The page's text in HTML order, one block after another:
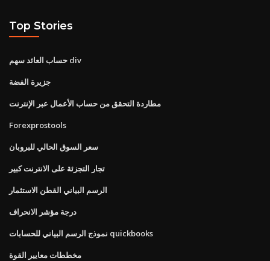
Top Stories
حساب العائد سهم div
جزيرة الفضة
مطاردة التحقق من حساب الأعمال عبر الإنترنت
Forexprostools
سعر السوق الحالي للبروبان
تجار التجزئة على الانترنت كبير
الرسم البياني القطن الاستثمار
درجة مؤشر الانحراف
نموذج الرسم البياني للحسابات quickbooks
مخططات معايير القوة